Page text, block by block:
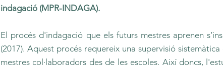
indagació (MPR-INDAGA).
El procés d'indagació que els futurs mestres aprenen
(2017). Aquest procés requereix una supervisió
mestres col·laboradors des de les escoles. Així doncs,